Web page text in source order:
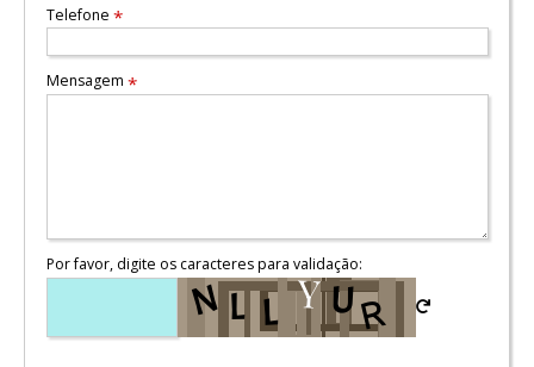
Telefone *
Mensagem *
Por favor, digite os caracteres para validação: